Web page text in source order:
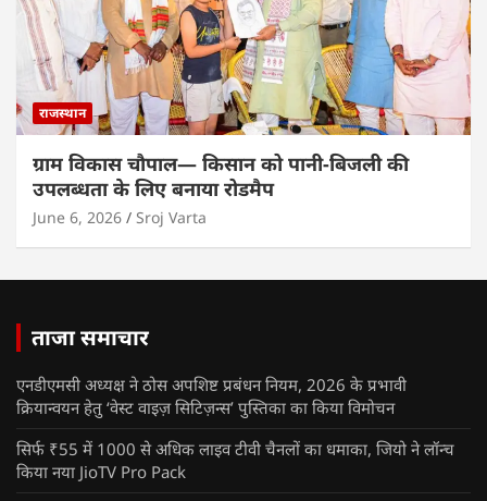
राजस्थान
ग्राम विकास चौपाल— किसान को पानी-बिजली की
उपलब्धता के लिए बनाया रोडमैप
June 6, 2026 Sroj Varta
ताजा समाचार
एनडीएमसी अध्यक्ष ने ठोस अपशिष्ट प्रबंधन नियम, 2026 के प्रभावी
क्रियान्वयन हेतु ‘वेस्ट वाइज़ सिटिज़न्स’ पुस्तिका का किया विमोचन
सिर्फ ₹55 में 1000 से अधिक लाइव टीवी चैनलों का धमाका, जियो ने लॉन्च
किया नया JioTV Pro Pack